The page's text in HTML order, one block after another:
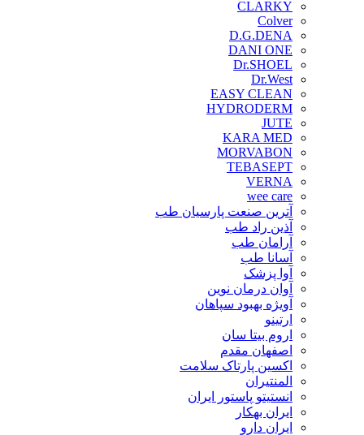
CLARKY
Colver
D.G.DENA
DANI ONE
Dr.SHOEL
Dr.West
EASY CLEAN
HYDRODERM
JUTE
KARA MED
MORVABON
TEBASEPT
VERNA
wee care
آترین صنعت پارسیان طب
آذین راد طب
آرامان طب
آسانا طب
آوا پزشک
آوان درمان نوین
آویژه بهبود سپاهان
ارتینو
اروم بیتا سان
اصفهان مقدم
اکسین پارتاک سلامت
المنتیران
انستیتو پاستور ایران
ایران بهکار
ایران دارو